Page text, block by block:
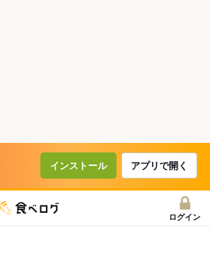
インストール アプリで開く
ログイン